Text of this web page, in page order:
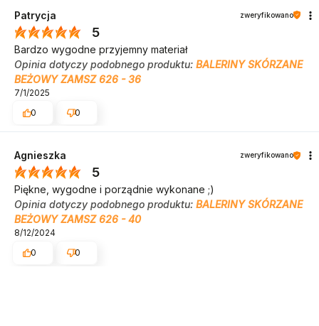
Patrycja zweryfikowano
5
Bardzo wygodne przyjemny materiał
Opinia dotyczy podobnego produktu: BALERINY SKÓRZANE
BEŻOWY ZAMSZ 626 - 36
7/1/2025
0
0
Agnieszka zweryfikowano
5
Piękne, wygodne i porządnie wykonane ;)
Opinia dotyczy podobnego produktu: BALERINY SKÓRZANE
BEŻOWY ZAMSZ 626 - 40
8/12/2024
0
0